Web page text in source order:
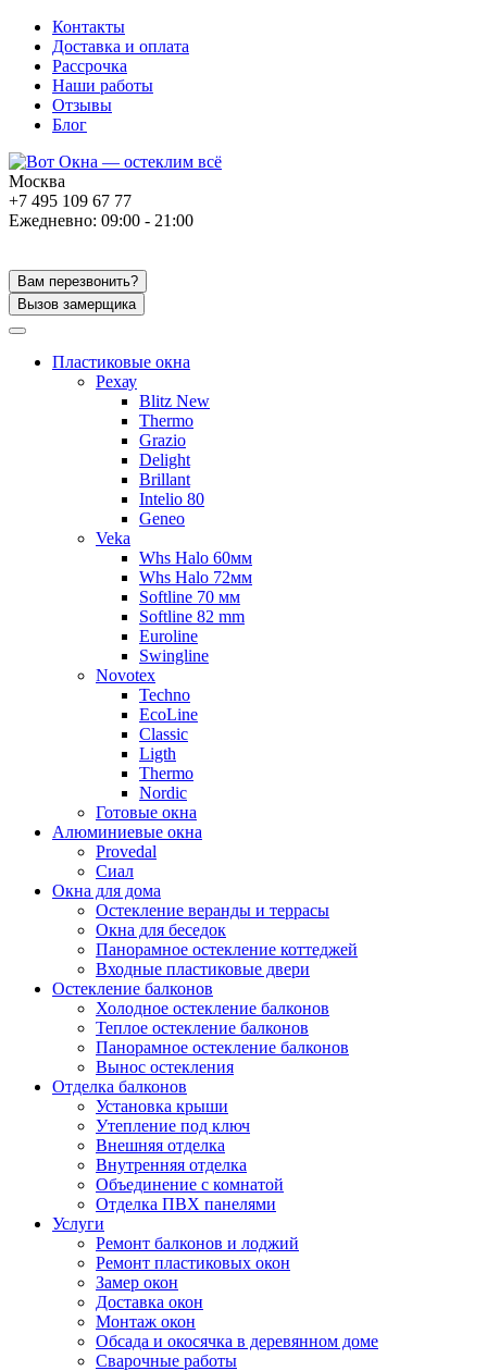
Контакты
Доставка и оплата
Рассрочка
Наши работы
Отзывы
Блог
Москва
+7 495 109 67 77
Ежедневно: 09:00 - 21:00
Вам перезвонить?
Вызов замерщика
Пластиковые окна
Рехау
Blitz New
Thermo
Grazio
Delight
Brillant
Intelio 80
Geneo
Veka
Whs Halo 60мм
Whs Halo 72мм
Softline 70 мм
Softline 82 mm
Euroline
Swingline
Novotex
Techno
EcoLine
Classic
Ligth
Thermo
Nordic
Готовые окна
Алюминиевые окна
Provedal
Сиал
Окна для дома
Остекление веранды и террасы
Окна для беседок
Панорамное остекление коттеджей
Входные пластиковые двери
Остекление балконов
Холодное остекление балконов
Теплое остекление балконов
Панорамное остекление балконов
Вынос остекления
Отделка балконов
Установка крыши
Утепление под ключ
Внешняя отделка
Внутренняя отделка
Объединение с комнатой
Отделка ПВХ панелями
Услуги
Ремонт балконов и лоджий
Ремонт пластиковых окон
Замер окон
Доставка окон
Монтаж окон
Обсада и окосячка в деревянном доме
Сварочные работы